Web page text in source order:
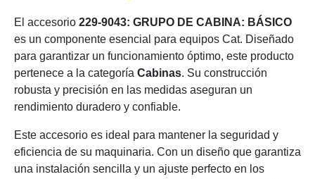
El accesorio 229-9043: GRUPO DE CABINA: BÁSICO
es un componente esencial para equipos Cat. Diseñado
para garantizar un funcionamiento óptimo, este producto
pertenece a la categoría Cabinas. Su construcción
robusta y precisión en las medidas aseguran un
rendimiento duradero y confiable.
Este accesorio es ideal para mantener la seguridad y
eficiencia de su maquinaria. Con un diseño que garantiza
una instalación sencilla y un ajuste perfecto en los